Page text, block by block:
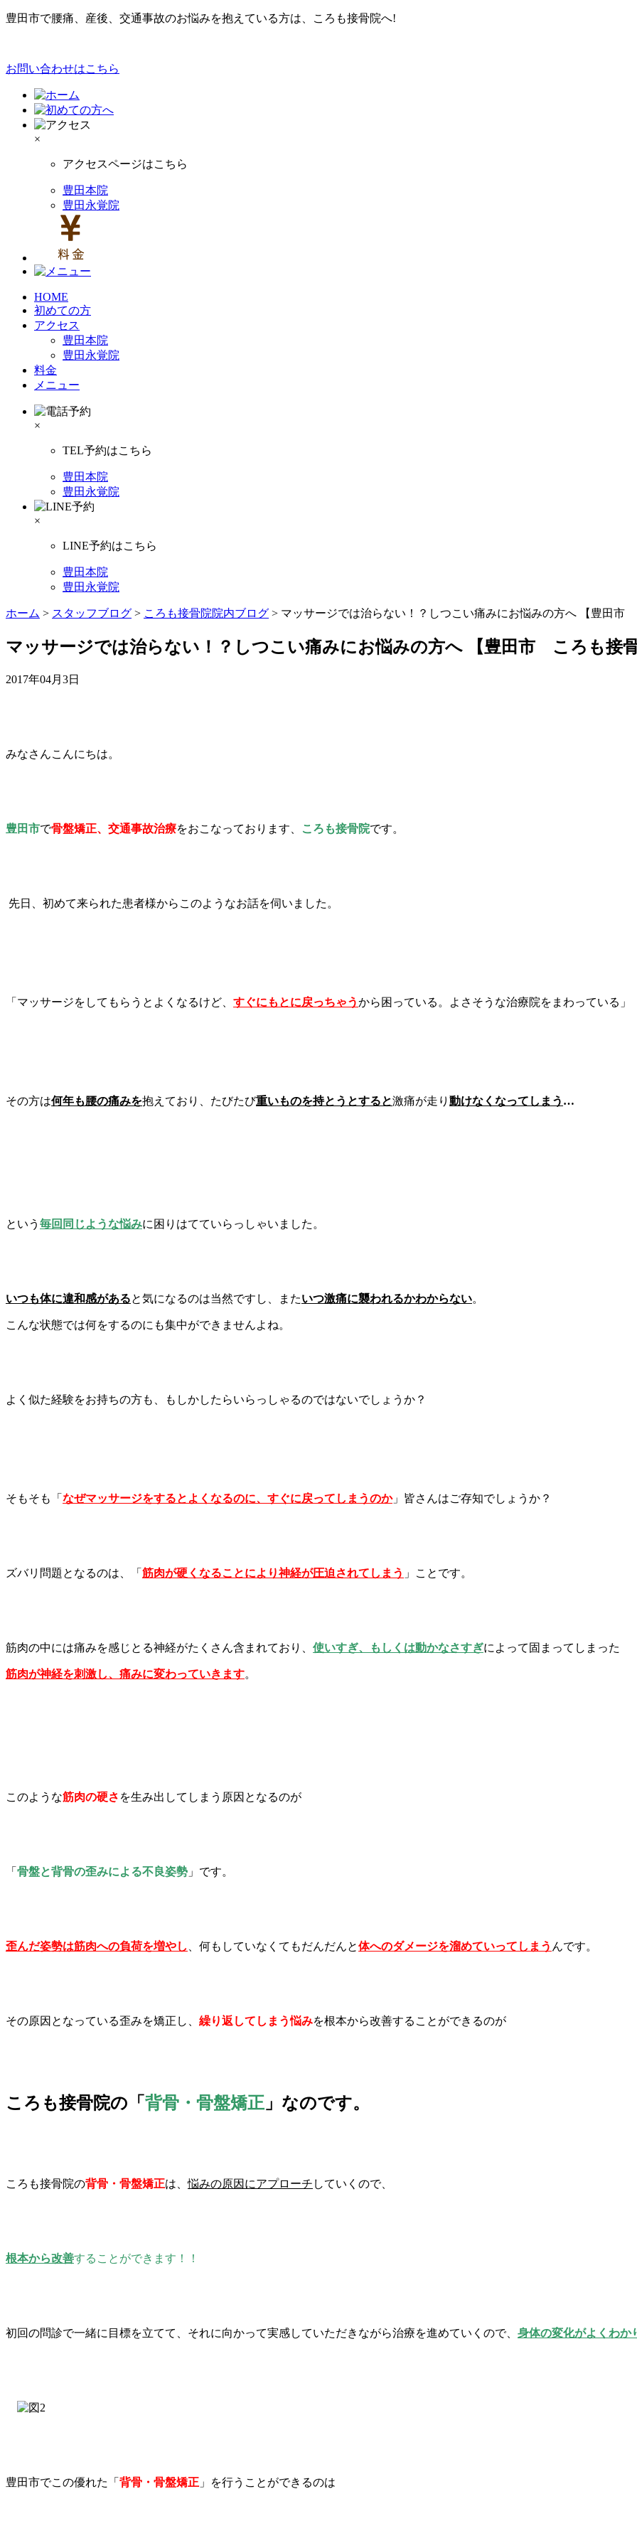
豊田市で腰痛、産後、交通事故のお悩みを抱えている方は、ころも接骨院へ!
お問い合わせはこちら
×
アクセスページはこちら
豊田本院
豊田永覚院
HOME
初めての方
アクセス
豊田本院
豊田永覚院
料金
メニュー
×
TEL予約はこちら
豊田本院
豊田永覚院
×
LINE予約はこちら
豊田本院
豊田永覚院
ホーム > スタッフブログ > ころも接骨院院内ブログ > マッサージでは治らない！？しつこい痛みにお悩みの方へ 【豊田市
マッサージでは治らない！？しつこい痛みにお悩みの方へ 【豊田市 ころも接
2017年04月3日
みなさんこんにちは。
豊田市で骨盤矯正、交通事故治療をおこなっております、 ころも接骨院です。
先日、初めて来られた患者様からこのようなお話を伺いました。
「マッサージをしてもらうとよくなるけど、 すぐにもとに戻っちゃうから困っている。よさそうな治療院をまわっている」
その方は何年も腰の痛みを抱えており、たびたび重いものを持とうとすると激痛が走り 動けなくなってしまう …
という 毎回同じような悩みに困りはてていらっしゃいました。
いつも体に違和感があると気になるのは当然ですし、またいつ激痛に襲われるかわからない。
こんな状態では何をするのにも集中ができませんよね。
よく似た経験をお持ちの方も、もしかしたらいらっしゃるのではないでしょうか？
そもそも「 なぜマッサージをするとよくなるのに、すぐに戻ってしまうのか」皆さんはご存知でしょうか？
ズバリ問題となるのは、「 筋肉が硬くなることにより神経が圧迫 されてしま う 」 こと です。
筋肉の中には痛みを感じとる神経がたくさん含まれており、 使いすぎ、もしくは動かなさすぎによって固まってしまった
筋肉が神経を刺激し、痛みに変わっていきます。
このような筋肉の硬さ を生み出してしまう原因となるのが
「 骨盤と背骨の歪みによる不良姿勢 」です。
歪んだ姿勢は筋肉への負荷を増やし 、何もしていなくてもだんだんと体へのダメージを溜めていってしまう んです。
その原因となっている歪みを矯正し、 繰り返してしまう悩みを根本から改善することができるのが
ころも接骨院の「 背骨・骨盤矯正 」なのです。
ころも接骨院の背骨・骨盤矯正は、悩みの原因にアプローチ していくので、
根本から改善することができます！！
初回の問診で一緒に目標を立てて、それに向かって実感していただきながら治療を進めていくので、 身体の変化がよくわか
豊田市でこの優れた「 背骨・骨盤矯正 」を行うことができるのは